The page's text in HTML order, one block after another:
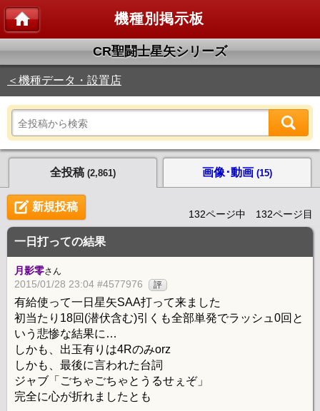
機種別掲示板
CR聖闘士星矢シリーズ
＜機種データ・設置店
全投稿 (2,861) 画像･動画 (15)
新規投稿
132ページ中 132ページ目
一日打っての結果
月影零さん
2015/01/28 23:04 #4577976 評
有給使って一日星矢SAA打って来ました
初当たり18回(潜伏含む)引くも全部単発でラッシュ0回と
いう悲惨な結果に…
しかも、出玉有りは4Rのみorz
しかも、最後に言われた台詞
ジャブ「ごちゃごちゃとうるせぇぞ」
完全に心が折れましたとも